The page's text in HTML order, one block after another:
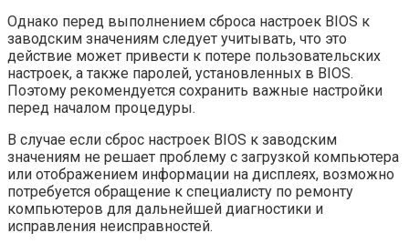
Однако перед выполнением сброса настроек BIOS к
заводским значениям следует учитывать, что это
действие может привести к потере пользовательских
настроек, а также паролей, установленных в BIOS.
Поэтому рекомендуется сохранить важные настройки
перед началом процедуры.
В случае если сброс настроек BIOS к заводским
значениям не решает проблему с загрузкой компьютера
или отображением информации на дисплеях, возможно
потребуется обращение к специалисту по ремонту
компьютеров для дальнейшей диагностики и
исправления неисправностей.